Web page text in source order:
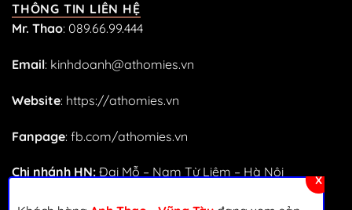
THÔNG TIN LIÊN HỆ
Mr. Thao: 089.66.99.444
Email: kinhdoanh@athomies.vn
Website: https://athomies.vn
Fanpage: fb.com/athomies.vn
Chi nhánh HN: Đại Mỗ – Nam Từ Liêm – Hà Nội
X